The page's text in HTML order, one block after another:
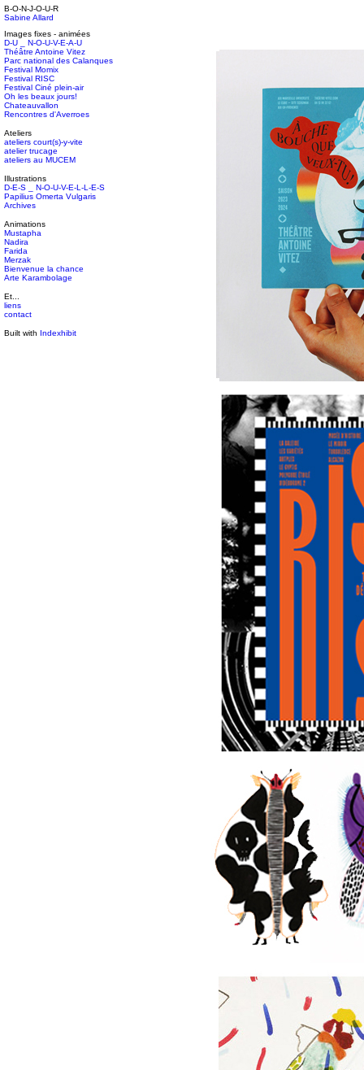
B-O-N-J-O-U-R
Sabine Allard
Images fixes - animées
D-U _ N-O-U-V-E-A-U
Théâtre Antoine Vitez
Parc national des Calanques
Festival Momix
Festival RISC
Festival Ciné plein-air
Oh les beaux jours!
Chateauvallon
Rencontres d'Averroes
Ateliers
ateliers court(s)-y-vite
atelier trucage
ateliers au MUCEM
Illustrations
D-E-S _ N-O-U-V-E-L-L-E-S
Papilius Omerta Vulgaris
Archives
Animations
Mustapha
Nadira
Farida
Merzak
Bienvenue la chance
Arte Karambolage
Et...
liens
contact
Built with Indexhibit